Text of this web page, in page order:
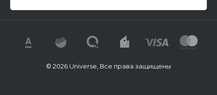
© 2026 Universe, Все права защищены